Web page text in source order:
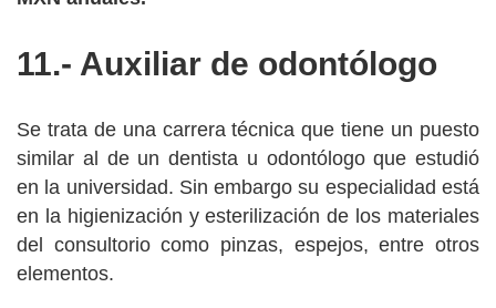
11.- Auxiliar de odontólogo
Se trata de una carrera técnica que tiene un puesto
similar al de un dentista u odontólogo que estudió
en la universidad. Sin embargo su especialidad está
en la higienización y esterilización de los materiales
del consultorio como pinzas, espejos, entre otros
elementos.